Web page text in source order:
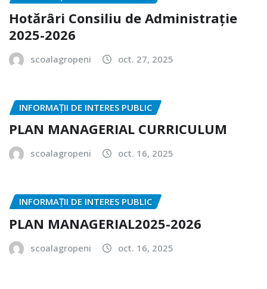
Hotărâri Consiliu de Administrație
2025-2026
scoalagropeni oct. 27, 2025
INFORMAȚII DE INTERES PUBLIC
PLAN MANAGERIAL CURRICULUM
scoalagropeni oct. 16, 2025
INFORMAȚII DE INTERES PUBLIC
PLAN MANAGERIAL2025-2026
scoalagropeni oct. 16, 2025